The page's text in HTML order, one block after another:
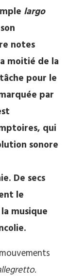
largo
notes
moitié de la
pour le
par
qui
sonore
De secs
le
musique
.